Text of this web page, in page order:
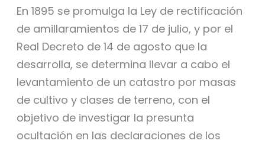
En 1895 se promulga la Ley de rectificación
de amillaramientos de 17 de julio, y por el
Real Decreto de 14 de agosto que la
desarrolla, se determina llevar a cabo el
levantamiento de un catastro por masas
de cultivo y clases de terreno, con el
objetivo de investigar la presunta
ocultación en las declaraciones de los